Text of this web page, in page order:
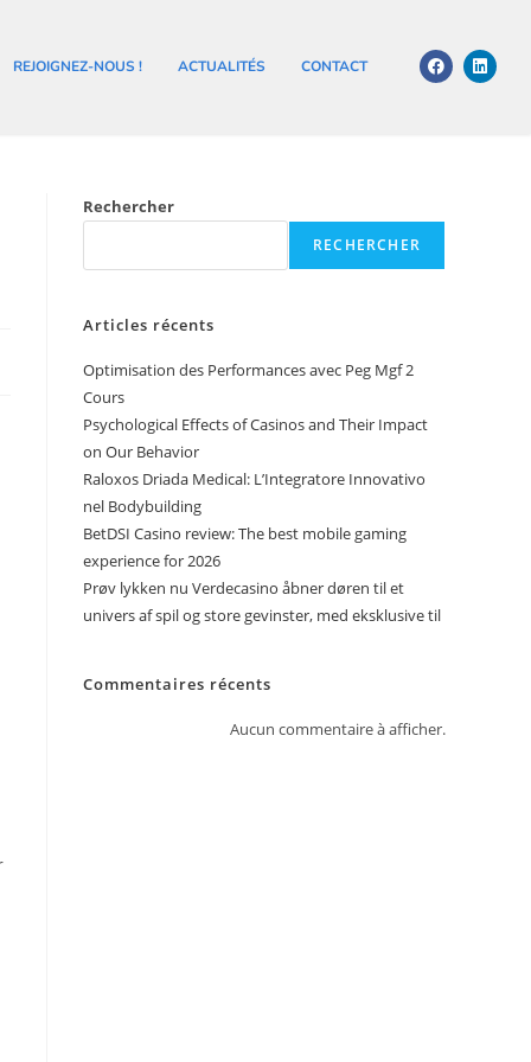
REJOIGNEZ-NOUS ! ACTUALITÉS CONTACT
Rechercher
RECHERCHER
Articles récents
Optimisation des Performances avec Peg Mgf 2
Cours
Psychological Effects of Casinos and Their Impact
on Our Behavior
Raloxos Driada Medical: L’Integratore Innovativo
nel Bodybuilding
BetDSI Casino review: The best mobile gaming
experience for 2026
Prøv lykken nu Verdecasino åbner døren til et
univers af spil og store gevinster, med eksklusive til
Commentaires récents
Aucun commentaire à afficher.